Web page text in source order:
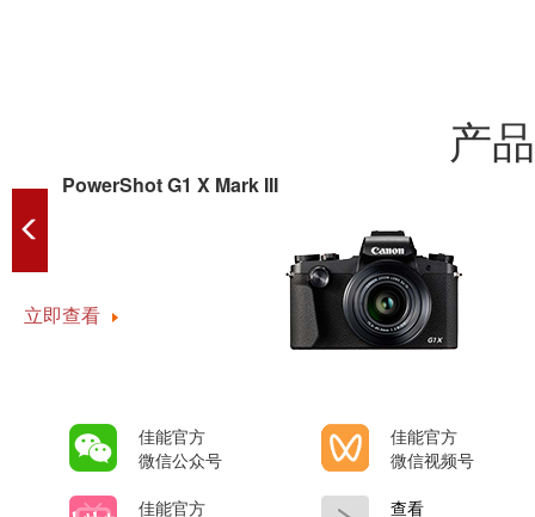
产
PowerShot G1 X Mark III
立即查看
佳能官方
微信公众号
佳能官方
微信视频号
佳能官方
查看